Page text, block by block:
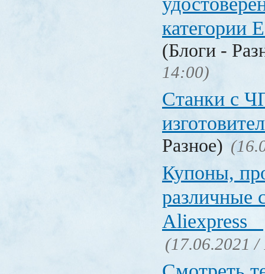
категории
(Блоги -
14:00)
Станки с
Разное)
Купоны,
различные
Aliexpress
(17.06.2021 /